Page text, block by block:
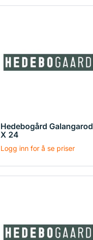
Hedebogård Galangarod
X 24
Logg inn for å se priser